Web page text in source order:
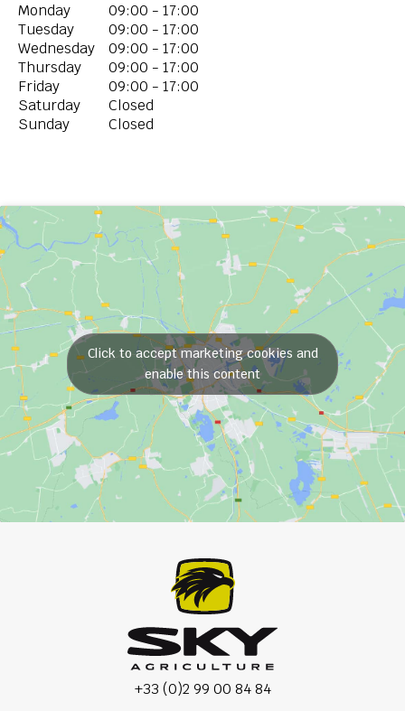
Monday
09:00 - 17:00
Tuesday
09:00 - 17:00
Wednesday
09:00 - 17:00
Thursday
09:00 - 17:00
Friday
09:00 - 17:00
Saturday
Closed
Sunday
Closed
Click to accept marketing cookies and
enable this content
+33 (0)2 99 00 84 84